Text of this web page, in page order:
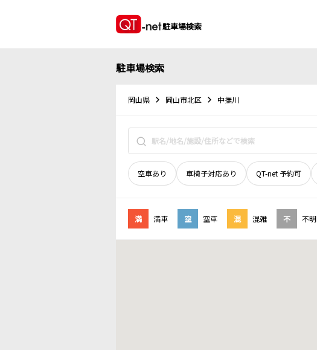
駐車場検索
駐車場検索
岡山県 岡山市北区 中撫川
空車あり 車椅子対応あり QT-net 予約可
満 満車 空 空車 混 混雑 不 不明